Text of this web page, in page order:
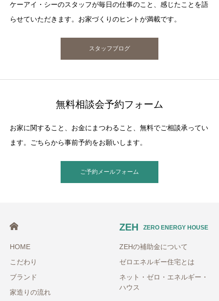
ケーアイ・シーのスタッフが毎日の仕事のこと、感じたことを語
らせていただきます。お家づくりのヒントが満載です。
スタッフブログ
無料相談会予約フォーム
お家に関すること、お金にまつわること、無料でご相談承ってい
ます。ごちらから事前予約をお願いします。
ご予約メールフォーム
HOME
こだわり
ブランド
家造りの流れ
ZEH ZERO ENERGY HOUSE
ZEHの補助金について
ゼロエネルギー住宅とは
ネット・ゼロ・エネルギー・
ハウス